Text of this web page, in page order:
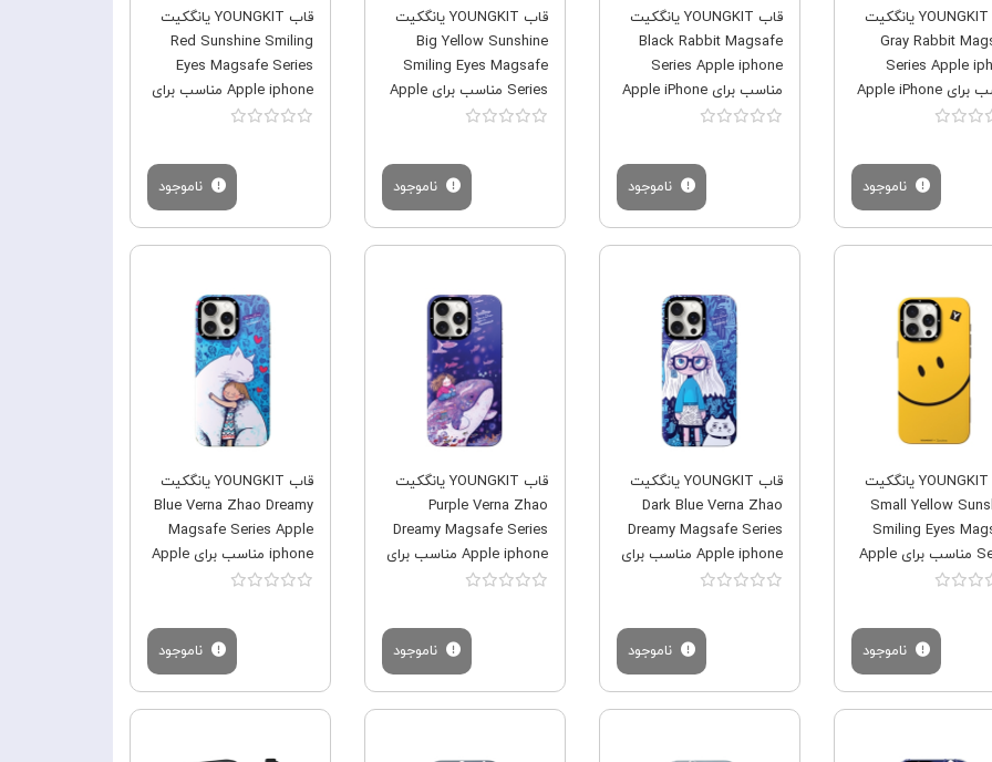
قاب YOUNGKIT یانگکیت
Gray Rabbit
Series Apple
مناسب برای Apple iPhone
12 Pro
ناموجود
قاب YOUNGKIT یانگکیت
Black Rabbit Magsafe
Series Apple iphone
مناسب برای Apple iPhone
12 Pro Max
ناموجود
قاب YOUNGKIT یانگکیت
Big Yellow Sunshine
Smiling Eyes Magsafe
Series مناسب برای Apple
iPhone 12 Pro Max
ناموجود
قاب YOUNGKIT یانگکیت
Red Sunshine Smiling
Eyes Magsafe Series
Apple iphone مناسب برای
Apple iPhone 12 Pro Max
ناموجود
قاب YOUNGKIT یانگکیت
Small Yellow
Smiling Eyes
Series مناسب برای Apple
iPhone 12
ناموجود
قاب YOUNGKIT یانگکیت
Dark Blue Verna Zhao
Dreamy Magsafe Series
Apple iphone مناسب برای
Apple iPhone 12 Pro Max
ناموجود
قاب YOUNGKIT یانگکیت
Purple Verna Zhao
Dreamy Magsafe Series
Apple iphone مناسب برای
Apple iPhone 12 Pro Max
ناموجود
قاب YOUNGKIT یانگکیت
Blue Verna Zhao Dreamy
Magsafe Series Apple
iphone مناسب برای Apple
iPhone 12 Pro Max
ناموجود